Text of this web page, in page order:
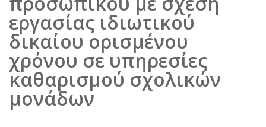
εργασίας ιδιωτικού
δικαίου ορισμένου
χρόνου σε υπηρεσίες
καθαρισμού σχολικών
μονάδων